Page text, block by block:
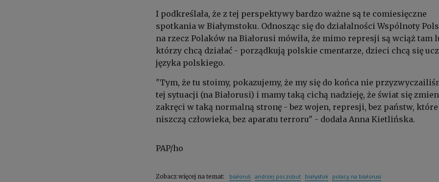
I podkreślała, że z tej perspektywy bardzo ważne są te comiesięczne
spotkania w Białymstoku. Odnosząc się do działalności Wspólnoty
na rzecz Polaków na Białorusi mówiła, że mimo represji są wciąż tam
którzy chcą działać - porządkują polskie cmentarze, dzieci chcą się
języka polskiego.
"Tym, że tu stoimy, pokazujemy, że my się do końca nie
tej sytuacji (na Białorusi) i mamy taką cichą nadzieję, że świat się
zakręci w taką normalną stronę - bez wojen, represji, bez państw, które
niszczą człowieka, bez aparatu terroru" - dodała Anna Kietlińska.
PAP/ho
Zobacz więcej na temat: białoruś andrzej poczobut białystok polacy na białorusi